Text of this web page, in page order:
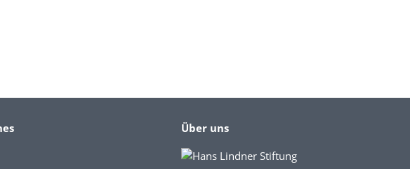
Über uns